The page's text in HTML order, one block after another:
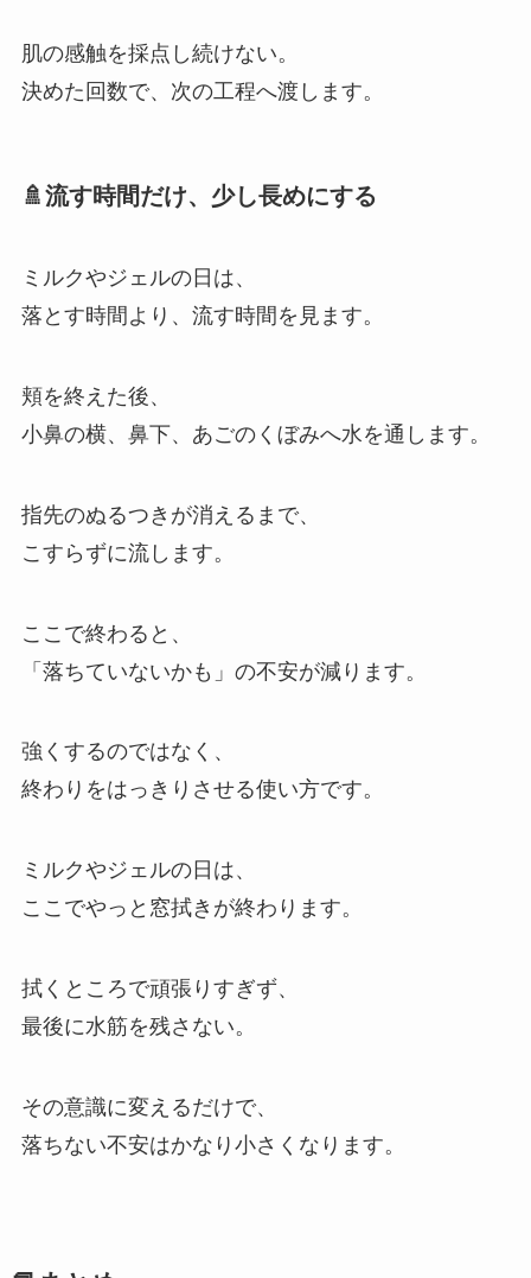
肌の感触を採点し続けない。
決めた回数で、次の工程へ渡します。
🚿流す時間だけ、少し長めにする
ミルクやジェルの日は、
落とす時間より、流す時間を見ます。
頬を終えた後、
小鼻の横、鼻下、あごのくぼみへ水を通します。
指先のぬるつきが消えるまで、
こすらずに流します。
ここで終わると、
「落ちていないかも」の不安が減ります。
強くするのではなく、
終わりをはっきりさせる使い方です。
ミルクやジェルの日は、
ここでやっと窓拭きが終わります。
拭くところで頑張りすぎず、
最後に水筋を残さない。
その意識に変えるだけで、
落ちない不安はかなり小さくなります。